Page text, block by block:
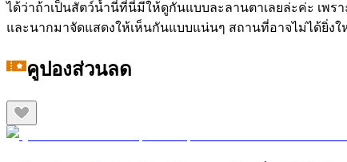
ได้ว่าถ้าเป็นสัตว์น้ำนี่ที่นี่มีให้ดูกันแบบละลานตาเลยล่ะค่ะ เพร
และนากมาจัดแสดงให้เห็นกันแบบแน่นๆ สถานที่อาจไม่ได้ยิ่ง
คูปองส่วนลด